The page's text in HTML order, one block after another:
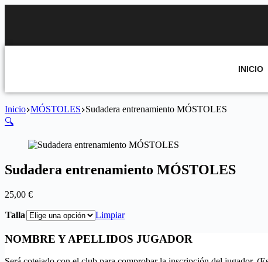
INICIO
Inicio MÓSTOLES Sudadera entrenamiento MÓSTOLES
🔍
Sudadera entrenamiento MÓSTOLES
25,00 €
Talla Limpiar
NOMBRE Y APELLIDOS JUGADOR